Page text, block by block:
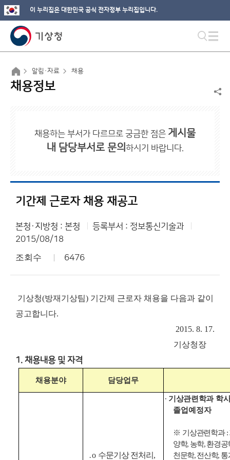
이 누리집은 대한민국 공식 전자정부 누리집입니다.
알림·자료 채용
채용정보
채용하는 부서가 다르므로 궁금한 점은 게시물
내 담당부서로 문의 하시기 바랍니다.
기간제 근로자 채용 재공고
본청·지방청 : 본청
등록부서 : 정보통신기술과
2015/08/18
조회수 6476
기상청(방재기상팀) 기간제 근로자 채용을 다음과 같이
공고합니다.
2015. 8. 17.
기상청장
1. 채용내용 및 자격
채용분야 담당업무
․o 수문기상 전처리 ,
∙ 기상관련학과 학
졸업예정자
※ 기상관련학과:
양학, 농학,환경공
천문학,전산학, 통